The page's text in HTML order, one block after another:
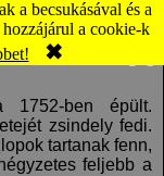
a becsukásával és a
a cookie-k
✖
(térkép)
1752-ben épült.
zsindely fedi.
tartanak fenn,
feljebb a
Panoráma